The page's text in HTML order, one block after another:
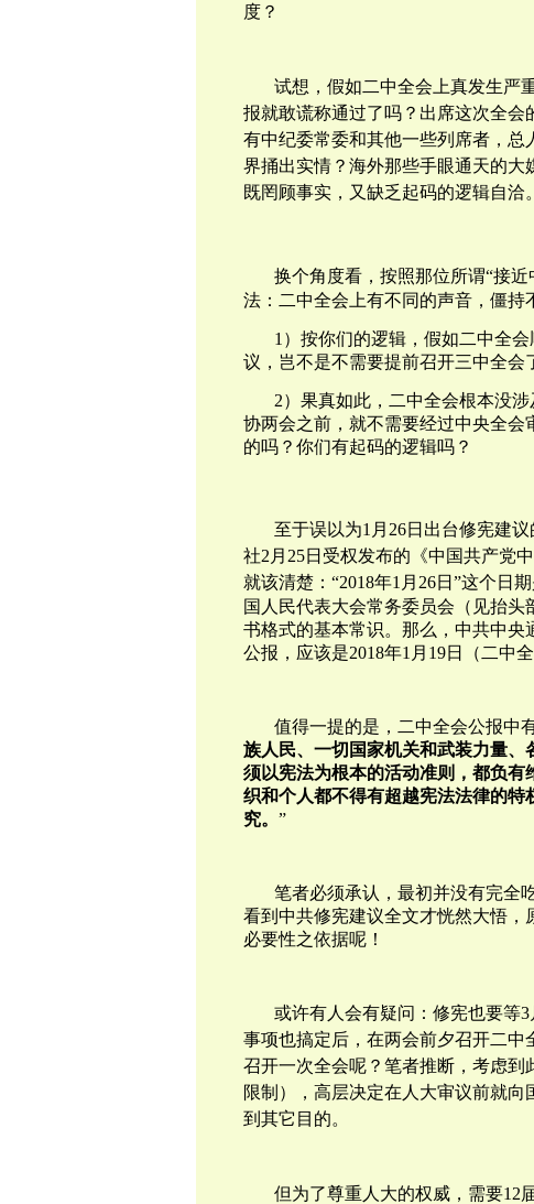
度？
试想，假如二中全会上真发生严
报就敢谎称通过了吗？出席这次全会
有中纪委常委和其他一些列席者，总
界捅出实情？海外那些手眼通天的
既罔顾事实，又缺乏起码的逻辑自洽。
换个角度看， 按照那位所谓“接
法：二中全会上有不同的声音，僵持
1）按你们的逻辑，假如二中全
议，岂不是不需要提前召开三中全会
2）果真如此，二中全会根本没
协两会之前，就不需要经过中央全会
的吗？你们有起码的逻辑吗？
至于误以为1 月 26日出台修宪建议
社2月25日受权发布的《中国共产党
就该清楚：“2018年1月26日”这个日
国人民代表大会常务委员会（见抬
书格式的基本常识。那么，中共中
公报，应该是2018年1月19日（二中
值得一提的是，二中全会公报中
族人民、一切国家机关和武装力量
须以宪法为根本的活动准则，都负有
织和个人都不得有超越宪法法律的
究。 ”
笔者必须承认，最初并没有完全
看到中共修宪建议全文才恍然大悟
必要性之依据呢！
或许有人会有疑问：修宪也要等3
事项也搞定后，在两会前夕召开二
召开一次全会呢？笔者推断，考虑到
限制），高层决定在人大审议前就
到其它目的。
但为了尊重人大的权威，需要12